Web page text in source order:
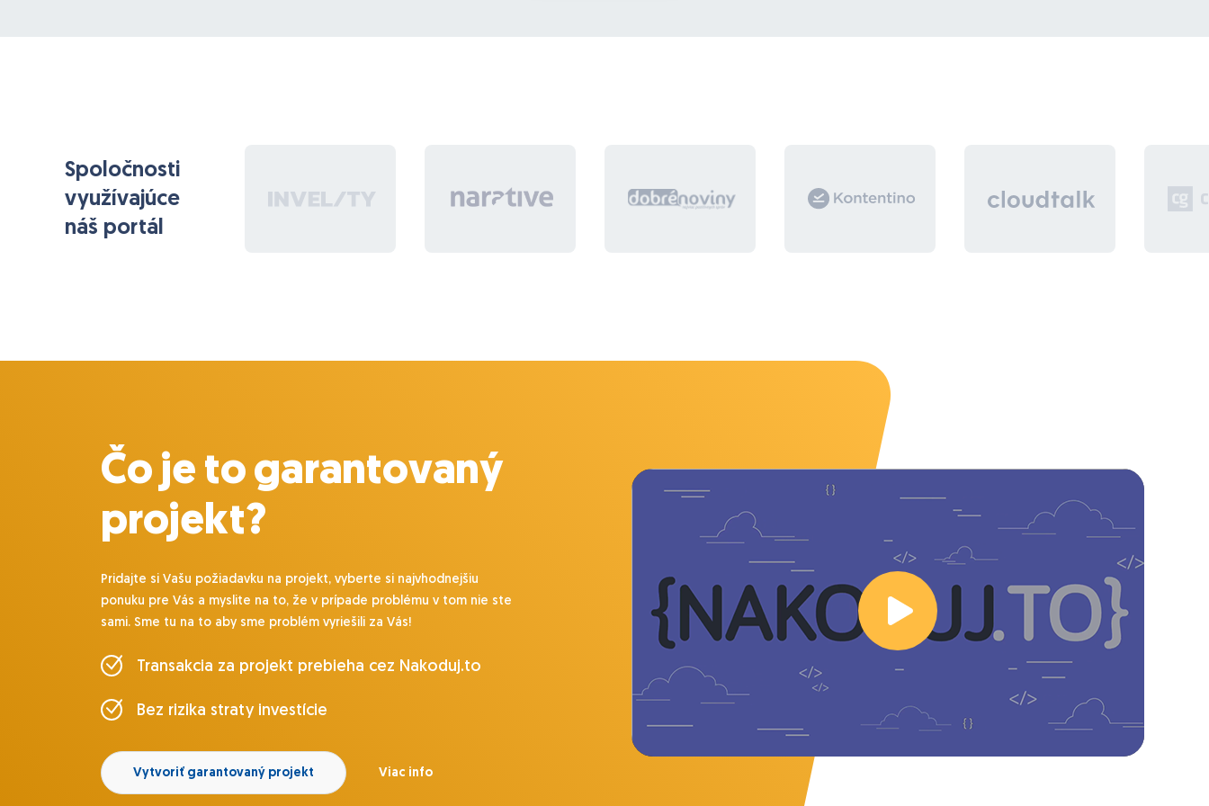
Spoločnosti
využívajúce
náš portál
Čo je to garantovaný
projekt?
Pridajte si Vašu požiadavku na projekt, vyberte si najvhodnejšiu
ponuku pre Vás a myslite na to, že v prípade problému v tom nie ste
sami. Sme tu na to aby sme problém vyriešili za Vás!
Transakcia za projekt prebieha cez Nakoduj.to
Bez rizika straty investície
Vytvoriť garantovaný projekt Viac info